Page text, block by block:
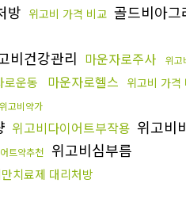
방 위고비 가격 비교 골드비아그
비건강관리 마운자로주사 위고
로운동 마운자로헬스 위고비 가격
위고비약가
위고비다이어트부작용 위고비
트약추천 위고비심부름
치료제 대리처방